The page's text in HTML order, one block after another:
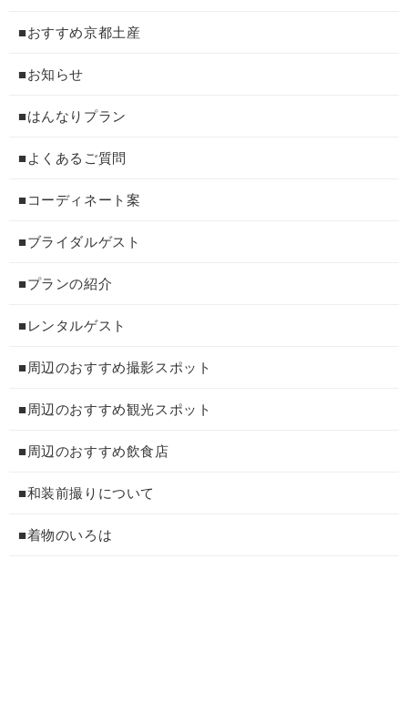
■おすすめ京都土産
■お知らせ
■はんなりプラン
■よくあるご質問
■コーディネート案
■ブライダルゲスト
■プランの紹介
■レンタルゲスト
■周辺のおすすめ撮影スポット
■周辺のおすすめ観光スポット
■周辺のおすすめ飲食店
■和装前撮りについて
■着物のいろは